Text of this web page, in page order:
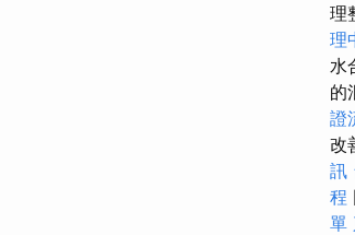
理
理
水
的
證
改
訊
程
單